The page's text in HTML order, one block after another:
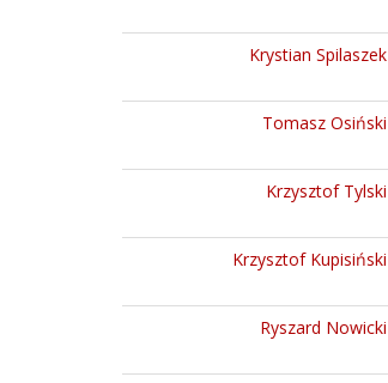
Krystian Spilaszek
Tomasz Osiński
Krzysztof Tylski
Krzysztof Kupisiński
Ryszard Nowicki